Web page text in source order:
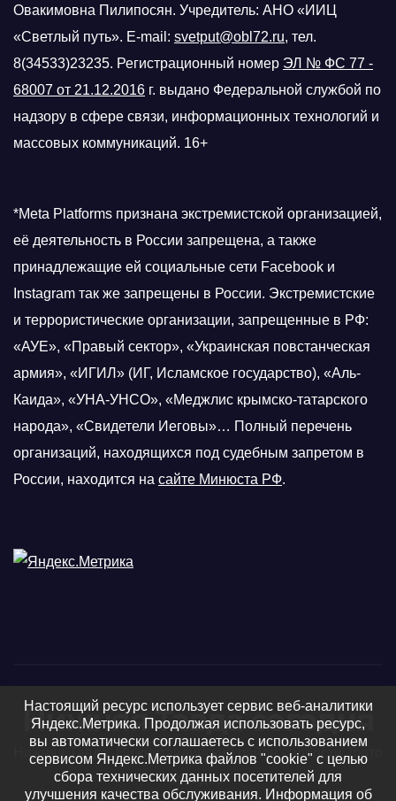
Овакимовна Пилипосян. Учредитель: АНО «ИИЦ
«Светлый путь». E-mail: svetput@obl72.ru, тел.
8(34533)23235. Регистрационный номер ЭЛ № ФС 77 -
68007 от 21.12.2016 г. выдано Федеральной службой по
надзору в сфере связи, информационных технологий и
массовых коммуникаций. 16+
*Meta Platforms признана экстремистской организацией,
её деятельность в России запрещена, а также
принадлежащие ей социальные сети Facebook и
Instagram так же запрещены в России. Экстремистские
и террористические организации, запрещенные в РФ:
«АУЕ», «Правый сектор», «Украинская повстанческая
армия», «ИГИЛ» (ИГ, Исламское государство), «Аль-
Каида», «УНА-УНСО», «Меджлис крымско-татарского
народа», «Свидетели Иеговы»… Полный перечень
организаций, находящихся под судебным запретом в
России, находится на сайте Минюста РФ.
Нижняя Тавда сегодня
Нижняя Тавда, Нижнетавдинский район - новости, фото
и видео
Настоящий ресурс использует сервис веб-аналитики
Яндекс.Метрика. Продолжая использовать ресурс,
вы автоматически соглашаетесь с использованием
сервисом Яндекс.Метрика файлов "cookie" с целью
сбора технических данных посетителей для
улучшения качества обслуживания. Информация об